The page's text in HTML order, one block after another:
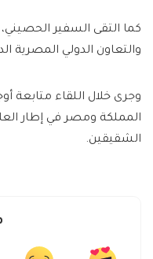
كما التقى السفير
والتعاون الدولي المصرية
وجرى خلال اللقاء متابعة
المملكة ومصر في إطار
الشقيقين.